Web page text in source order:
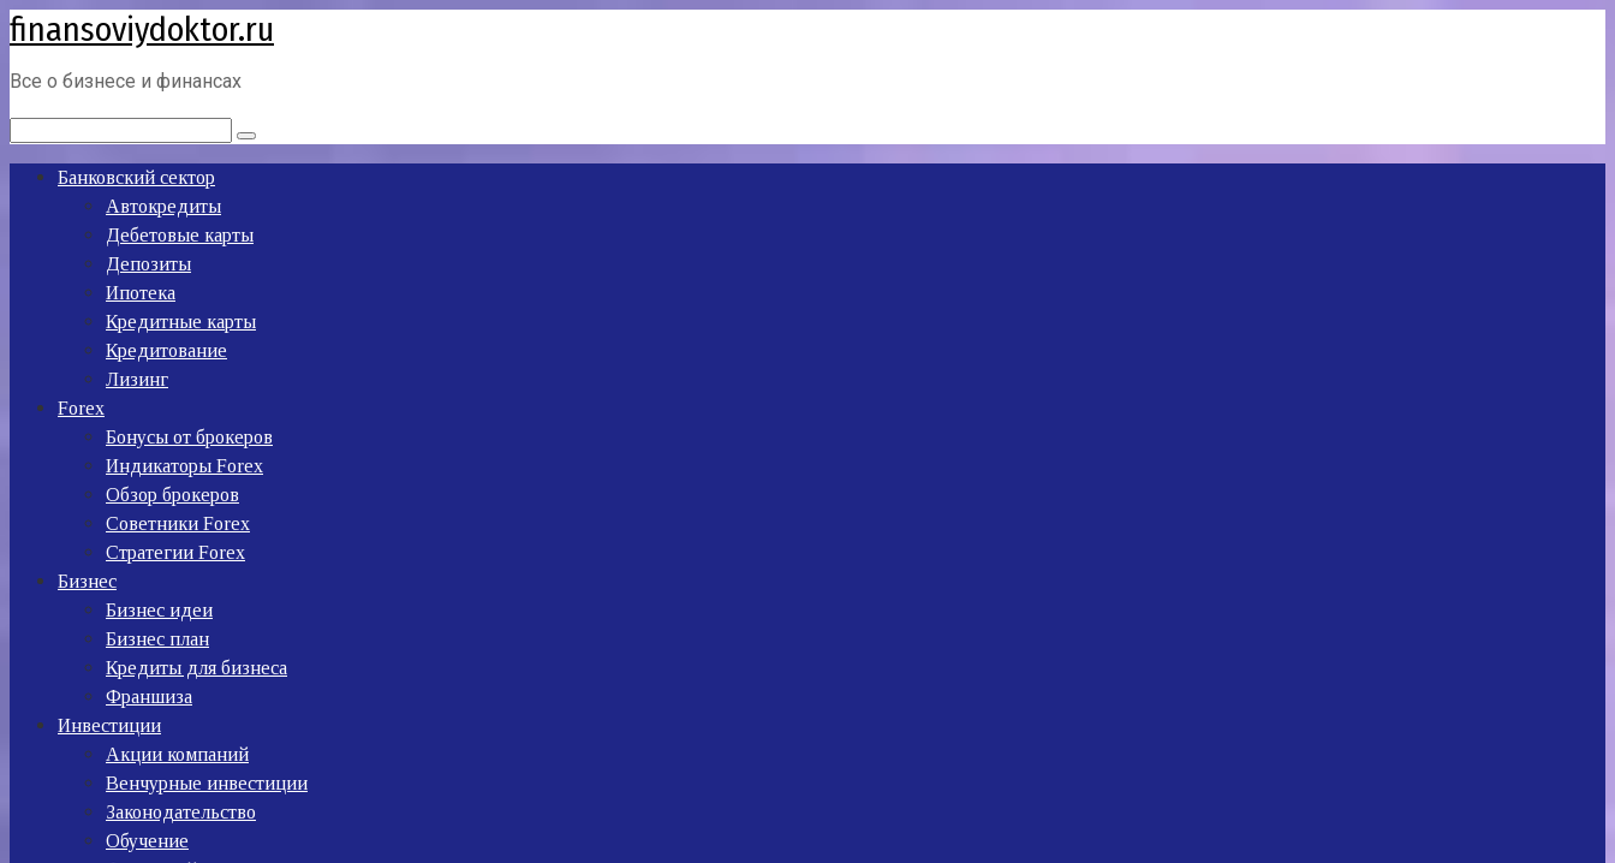
Перейти
к
контенту
finansoviydoktor.ru
Все о бизнесе и финансах
Банковский сектор
Автокредиты
Дебетовые карты
Депозиты
Ипотека
Кредитные карты
Кредитование
Лизинг
Forex
Бонусы от брокеров
Индикаторы Forex
Обзор брокеров
Советники Forex
Стратегии Forex
Бизнес
Бизнес идеи
Бизнес план
Кредиты для бизнеса
Франшиза
Инвестиции
Акции компаний
Венчурные инвестиции
Законодательство
Обучение